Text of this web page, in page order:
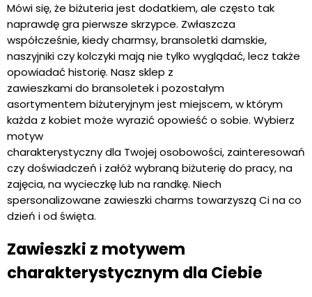
Mówi się, że biżuteria jest dodatkiem, ale często tak
naprawdę gra pierwsze skrzypce. Zwłaszcza
współcześnie, kiedy charmsy, bransoletki damskie,
naszyjniki czy kolczyki mają nie tylko wyglądać, lecz także
opowiadać historię. Nasz sklep z
zawieszkami do bransoletek i pozostałym
asortymentem biżuteryjnym jest miejscem, w którym
każda z kobiet może wyrazić opowieść o sobie. Wybierz
motyw
charakterystyczny dla Twojej osobowości, zainteresowań
czy doświadczeń i załóż wybraną biżuterię do pracy, na
zajęcia, na wycieczkę lub na randkę. Niech
spersonalizowane zawieszki charms towarzyszą Ci na co
dzień i od święta.
Zawieszki z motywem
charakterystycznym dla Ciebie